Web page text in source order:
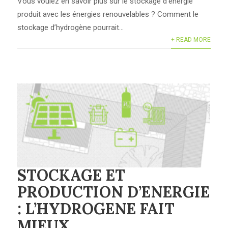
produit avec les énergies renouvelables ? Comment le
stockage d’hydrogène pourrait...
+ READ MORE
STOCKAGE ET
PRODUCTION D’ENERGIE
: L’HYDROGENE FAIT